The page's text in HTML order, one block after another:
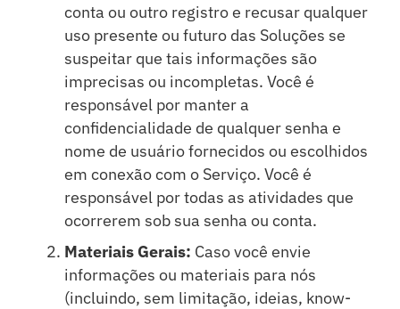
conta ou outro registro e recusar qualquer
uso presente ou futuro das Soluções se
suspeitar que tais informações são
imprecisas ou incompletas. Você é
responsável por manter a
confidencialidade de qualquer senha e
nome de usuário fornecidos ou escolhidos
em conexão com o Serviço. Você é
responsável por todas as atividades que
ocorrerem sob sua senha ou conta.
Materiais Gerais: Caso você envie
informações ou materiais para nós
(incluindo, sem limitação, ideias, know-